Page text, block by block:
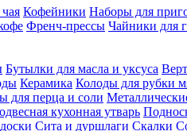
Кофейники Наборы для
Френч-прессы Чайники для
Бутылки для масла и уксуса
Керамика Колоды для рубки
для перца и соли
кухонная утварь
Сита и дуршлаги Скалки